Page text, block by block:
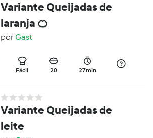
Variante Queijadas de
laranja 🍊
porGast
Fácil 20 27min
Variante Queijadas de
leite